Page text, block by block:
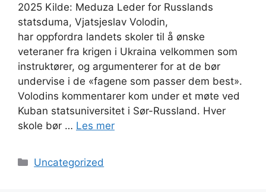
2025 Kilde: Meduza Leder for Russlands
statsduma, Vjatsjeslav Volodin,
har oppfordra landets skoler til å ønske
veteraner fra krigen i Ukraina velkommen som
instruktører, og argumenterer for at de bør
undervise i de «fagene som passer dem best».
Volodins kommentarer kom under et møte ved
Kuban statsuniversitet i Sør-Russland. Hver
skole bør … Les mer
Kategorier
Uncategorized